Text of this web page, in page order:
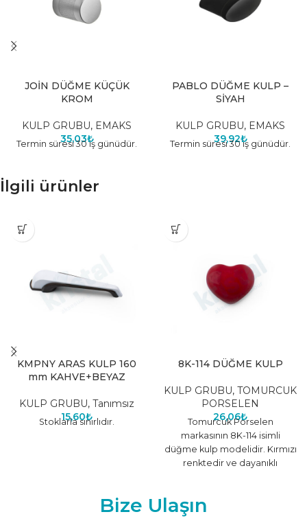
JOİN DÜĞME KÜÇÜK
KROM
KULP GRUBU, EMAKS
35,03₺
Termin süresi 30 iş günüdür.
PABLO DÜĞME KULP –
SİYAH
KULP GRUBU, EMAKS
39,92₺
Termin süresi 30 iş günüdür.
İlgili ürünler
KMPNY ARAS KULP 160
mm KAHVE+BEYAZ
KULP GRUBU, Tanımsız
15,60₺
Stoklarla sınırlıdır.
8K-114 DÜĞME KULP
KULP GRUBU, TOMURCUK
PORSELEN
26,06₺
Tomurcuk Porselen
markasının 8K-114 isimli
düğme kulp modelidir. Kırmızı
renktedir ve dayanıklı
Bize Ulaşın